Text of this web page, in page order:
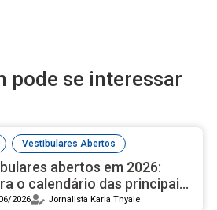
pode se interessar
, Vestibulares Abertos
abertos em 2026:
o calendário das principais
públicas
2026 Jornalista Karla Thyale